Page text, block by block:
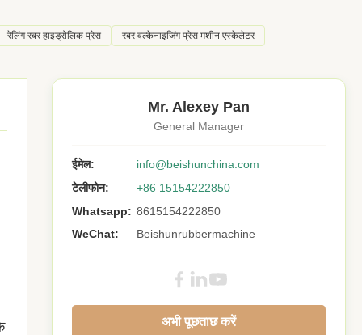
रेलिंग रबर हाइड्रोलिक प्रेस रबर वल्केनाइजिंग प्रेस मशीन एस्केलेटर
Mr. Alexey Pan
General Manager
ईमेल:
info@beishunchina.com
टेलीफोन:
+86 15154222850
Whatsapp: 8615154222850
WeChat:
Beishunrubbermachine
अभी पूछताछ करें